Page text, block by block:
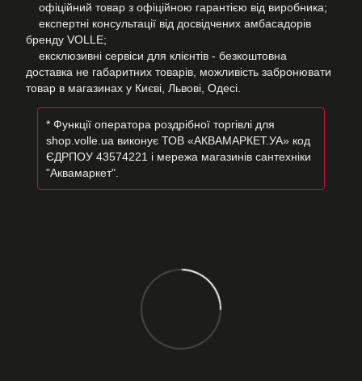
офіційний товар з офіційною гарантією від виробника;
експертні консультації від досвідчених амбасадорів
бренду VOLLE;
ексклюзивні сервіси для клієнтів - безкоштовна
доставка не габаритних товарів, можливість забронювати
товар в магазинах у Києві, Львові, Одесі.
* Функції оператора роздрібної торгівлі для
shop.volle.ua виконує ТОВ «АКВАМАРКЕТ.УА» код
ЄДРПОУ 43574221 і мережа магазинів сантехніки
"Аквамаркет".